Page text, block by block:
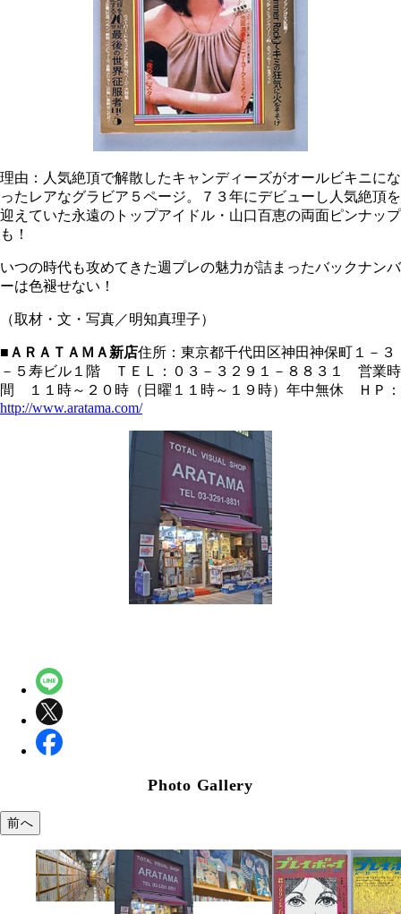
理由：人気絶頂で解散したキャンディーズがオールビキニにな
ったレアなグラビア５ページ。７３年にデビューし人気絶頂を
迎えていた永遠のトップアイドル・山口百恵の両面ピンナップ
も！
いつの時代も攻めてきた週プレの魅力が詰まったバックナンバ
ーは色褪せない！
（取材・文・写真／明知真理子）
■ ＡＲＡＴＡＭＡ新店住所：東京都千代田区神田神保町１－３
－５寿ビル１階 ＴＥＬ：０３－３２９１－８８３１ 営業時
間 １１時～２０時（日曜１１時～１９時）年中無休 ＨＰ：
http://www.aratama.com/
Photo Gallery
前へ